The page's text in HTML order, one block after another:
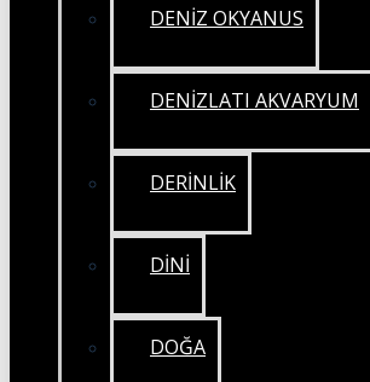
DENİZ OKYANUS
DENİZLATI AKVARYUM
DERİNLİK
DİNİ
DOĞA